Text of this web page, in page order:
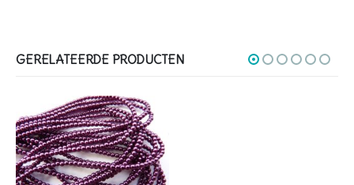
GERELATEERDE PRODUCTEN